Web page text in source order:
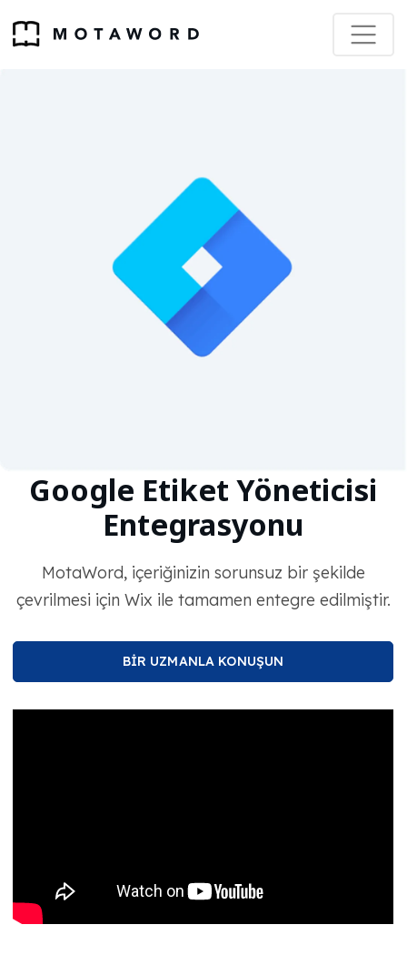
Google Etiket Yöneticisi
Entegrasyonu
MotaWord, içeriğinizin sorunsuz bir şekilde
çevrilmesi için Wix ile tamamen entegre edilmiştir.
BİR UZMANLA KONUŞUN